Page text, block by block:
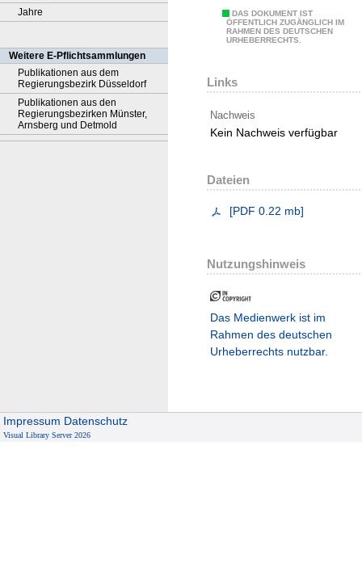
Jahre
Weitere E-Pflichtsammlungen
Publikationen aus dem
Regierungsbezirk Düsseldorf
Publikationen aus den
Regierungsbezirken Münster,
Arnsberg und Detmold
DAS DOKUMENT IST
ÖFFENTLICH ZUGÄNGLICH IM
RAHMEN DES DEUTSCHEN
URHEBERRECHTS.
Links
Nachweis
Kein Nachweis verfügbar
Dateien
[PDF 0.22 mb]
Nutzungshinweis
Das Medienwerk ist im
Rahmen des deutschen
Urheberrechts nutzbar.
Impressum Datenschutz
Visual Library Server 2026